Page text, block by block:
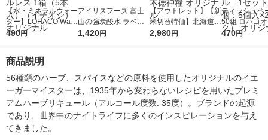
【水・ミネラルウォー
ター】LOHACO Wate
r（ロハコウォータ
シ） オリジナル
490円
アイリスフーズ 富士
山の強炭酸水 ラベル
レス 500ml 1箱（24
1,420円
【アウトレット】【新
米切替特価】北海道産
ななつぼし 無洗米 5k
2,980円
ティッシュペ
50組 ロハコ
ルソフトパッ
オリジナル
470円
商品説明
56種類のハーブ、スパイスなどの原料を使用したオリジナルのイエ
ーガーマイスターは、1935年から変わらないレシピを用いたプレミ
アムハーブリキュール（アルコール度数: 35度）。ブランドの起源
であり、世界中のナイトライフに多くのインスピレーションを与え
てきました。